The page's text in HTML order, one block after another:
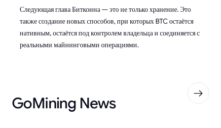
Следующая глава Биткоина — это не только хранение. Это
также создание новых способов, при которых BTC остаётся
нативным, остаётся под контролем владельца и соединяется с
реальными майнинговыми операциями.
GoMining News